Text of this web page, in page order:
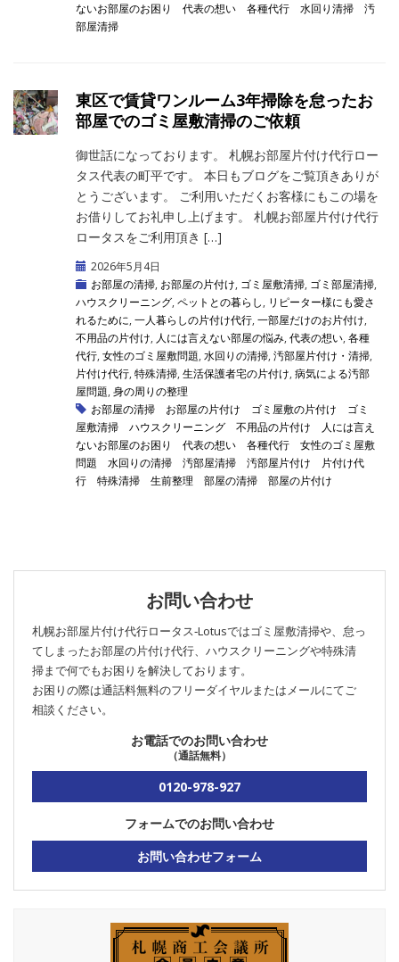
ないお部屋のお困り
代表の想い 各種代行 水回り清掃
汚
部屋清掃
東区で賃貸ワンルーム3年掃除を怠ったお
部屋でのゴミ屋敷清掃のご依頼
御世話になっております。 札幌お部屋片付け代行ロー
タス代表の町平です。 本日もブログをご覧頂きありが
とうございます。 ご利用いただくお客様にもこの場を
お借りしてお礼申し上げます。 札幌お部屋片付け代行
ロータスをご利用頂き […]
2026年5月4日
お部屋の清掃, お部屋の片付け, ゴミ屋敷清掃, ゴミ部屋清掃,
ハウスクリーニング, ペットとの暮らし, リピーター様にも愛さ
れるために, 一人暮らしの片付け代行, 一部屋だけのお片付け,
不用品の片付け, 人には言えない部屋の悩み, 代表の想い, 各種
代行, 女性のゴミ屋敷問題, 水回りの清掃, 汚部屋片付け・清掃,
片付け代行, 特殊清掃, 生活保護者宅の片付け, 病気による汚部
屋問題, 身の周りの整理
お部屋の清掃
お部屋の片付け ゴミ屋敷の片付け
ゴミ
屋敷清掃
ハウスクリーニング 不用品の片付け
人には言え
ないお部屋のお困り
代表の想い 各種代行
女性のゴミ屋敷
問題
水回りの清掃 汚部屋清掃 汚部屋片付け
片付け代
行
特殊清掃 生前整理 部屋の清掃 部屋の片付け
お問い合わせ
札幌お部屋片付け代行ロータス‐Lotusではゴミ屋敷清掃や、怠っ
てしまったお部屋の片付け代行、ハウスクリーニングや特殊清
掃まで何でもお困りを解決しております。
お困りの際は通話料無料のフリーダイヤルまたはメールにてご
相談ください。
お電話でのお問い合わせ
（通話無料）
0120-978-927
フォームでのお問い合わせ
お問い合わせフォーム